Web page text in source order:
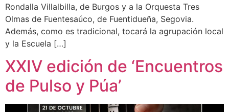
Rondalla Villalbilla, de Burgos y a la Orquesta Tres
Olmas de Fuentesaúco, de Fuentidueña, Segovia.
Además, como es tradicional, tocará la agrupación local
y la Escuela […]
XXIV edición de ‘Encuentros
de Pulso y Púa’